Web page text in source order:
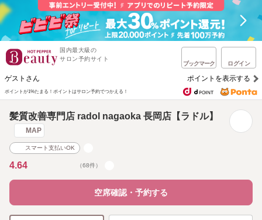
国内最大級の
サロン予約サイト
ブックマーク ログイン
ゲストさん ポイントを表示する
ポイントが1%たまる！ ポイントはサロン予約でつかえる！
髪質改善専門店 radol nagaoka 長岡店【ラドル】
MAP
スマート支払いOK
4.64 （68件）
空席確認・予約する